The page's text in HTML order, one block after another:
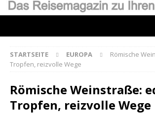
STARTSEITE EUROPA
Römische
Tropfen, reizvolle Wege
Römische Weinstraße:
Tropfen, reizvolle Wege